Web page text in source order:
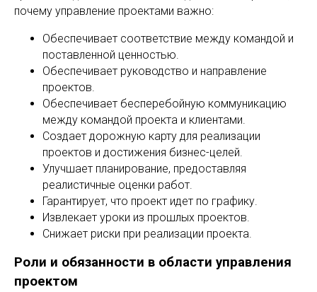
почему управление проектами важно:
Обеспечивает соответствие между командой и
поставленной ценностью.
Обеспечивает руководство и направление
проектов.
Обеспечивает бесперебойную коммуникацию
между командой проекта и клиентами.
Создает дорожную карту для реализации
проектов и достижения бизнес-целей.
Улучшает планирование, предоставляя
реалистичные оценки работ.
Гарантирует, что проект идет по графику.
Извлекает уроки из прошлых проектов.
Снижает риски при реализации проекта.
Роли и обязанности в области управления
проектом